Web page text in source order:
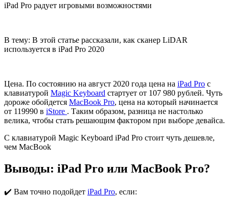
iPad Pro радует игровыми возможностями
В тему: В этой статье рассказали, как сканер LiDAR
используется в iPad Pro 2020
Цена. По состоянию на август 2020 года цена на iPad Pro с
клавиатурой Magic Keyboard стартует от 107 980 рублей. Чуть
дороже обойдется MacBook Pro, цена на который начинается
от 119990 в iStore . Таким образом, разница не настолько
велика, чтобы стать решающим фактором при выборе девайса.
С клавиатурой Magic Keyboard iPad Pro стоит чуть дешевле,
чем MacBook
Выводы: iPad Pro или MacBook Pro?
✔️ Вам точно подойдет iPad Pro, если: